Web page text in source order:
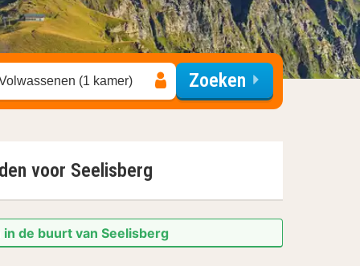
(1 kamer) Zoeken
voor Seelisberg
de buurt van Seelisberg